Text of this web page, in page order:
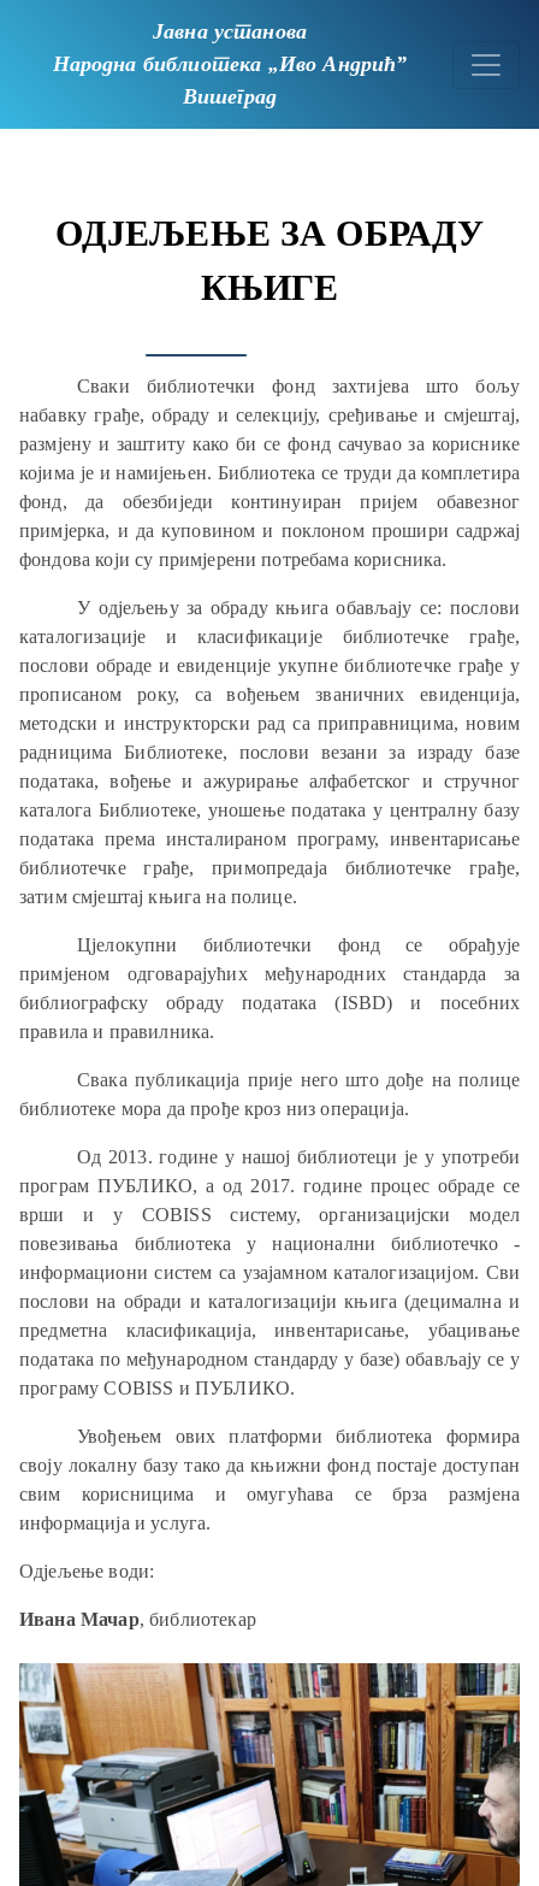
Јавна установа
Народна библиотека „Иво Андрић”
Вишеград
ОДЈЕЉЕЊЕ ЗА ОБРАДУ
КЊИГЕ
Сваки библиотечки фонд захтијева што бољу
набавку грађе, обраду и селекцију, сређивање и смјештај,
размјену и заштиту како би се фонд сачувао за кориснике
којима је и намијењен. Библиотека се труди да комплетира
фонд, да обезбиједи континуиран пријем обавезног
примјерка, и да куповином и поклоном прошири садржај
фондова који су примјерени потребама корисника.
У одјељењу за обраду књига обављају се: послови
каталогизације и класификације библиотечке грађе,
послови обраде и евиденције укупне библиотечке грађе у
прописаном року, са вођењем званичних евиденција,
методски и инструкторски рад са приправницима, новим
радницима Библиотеке, послови везани за израду базе
података, вођење и ажурирање алфабетског и стручног
каталога Библиотеке, уношење података у централну базу
података према инсталираном програму, инвентарисање
библиотечке грађе, примопредаја библиотечке грађе,
затим смјештај књига на полице.
Цјелокупни библиотечки фонд се обрађује
примјеном одговарајућих међународних стандарда за
библиографску обраду података (ISBD) и посебних
правила и правилника.
Свака публикација прије него што дође на полице
библиотеке мора да прође кроз низ операција.
Од 2013. године у нашој библиотеци је у употреби
програм ПУБЛИКО, а од 2017. године процес обраде се
врши и у COBISS систему, организацијски модел
повезивања библиотека у национални библиотечко -
информациони систем са узајамном каталогизацијом. Сви
послови на обради и каталогизацији књига (децимална и
предметна класификација, инвентарисање, убацивање
података по међународном стандарду у базе) обављају се у
програму COBISS и ПУБЛИКО.
Увођењем ових платформи библиотека формира
своју локалну базу тако да књижни фонд постаје доступан
свим корисницима и омугућава се брза размјена
информација и услуга.
Одјељење води:
Ивана Мачар, библиотекар